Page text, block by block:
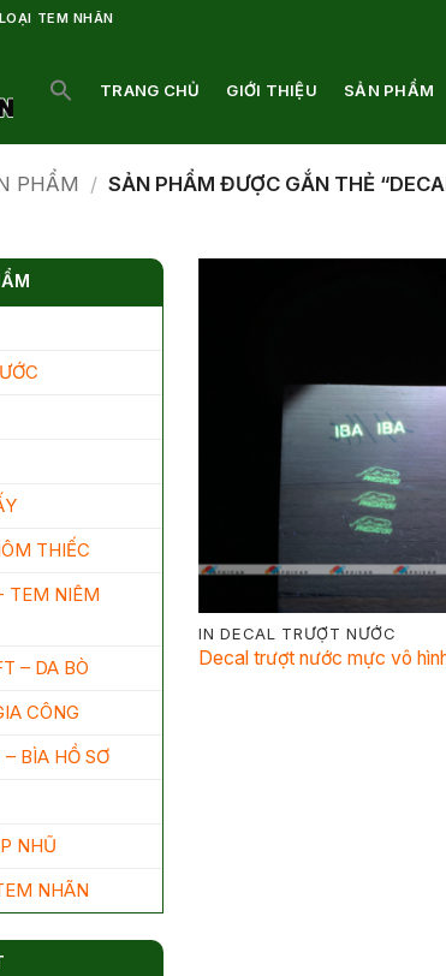
TEM NHÃN
TRANG CHỦ GIỚI THIỆU SẢN PHẨM
PHẨM / SẢN PHẨM ĐƯỢC GẮN THẺ
THIẾC
TEM NIÊM
– DA BÒ
CÔNG
BÌA HỒ SƠ
NHŨ
NHÃN
IN DECAL TRƯỢT NƯỚC
Decal trượt nước mực vô